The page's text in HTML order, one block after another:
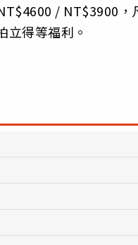
/ NT$3900，
立得等福利。